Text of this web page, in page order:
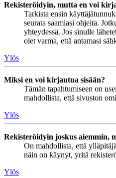
Rekisteröidyin, mutta en voi
Tarkista ensin
seurata saamiasi ohjeita.
yhteydessä. Jos sinulle
olet varma, että antamasi
Ylös
Miksi en voi kirjautua sisään?
Tämän tapahtumiseen on
mahdollista, että sivuston
Ylös
Rekisteröidyin joskus aiemmin,
On mahdollista, että
näin on käynyt, yritä
Ylös